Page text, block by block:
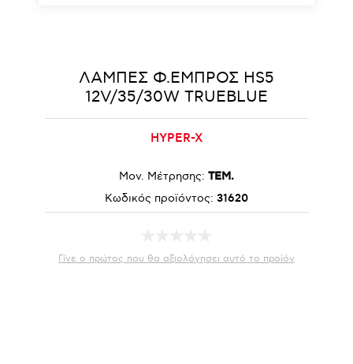
ΛΑΜΠΕΣ Φ.ΕΜΠΡΟΣ HS5
12V/35/30W TRUEBLUE
HYPER-X
Μον. Μέτρησης: ΤΕΜ.
Κωδικός προϊόντος: 31620
Γίνε ο πρώτος που θα αξιολόγησει αυτό το προϊόν